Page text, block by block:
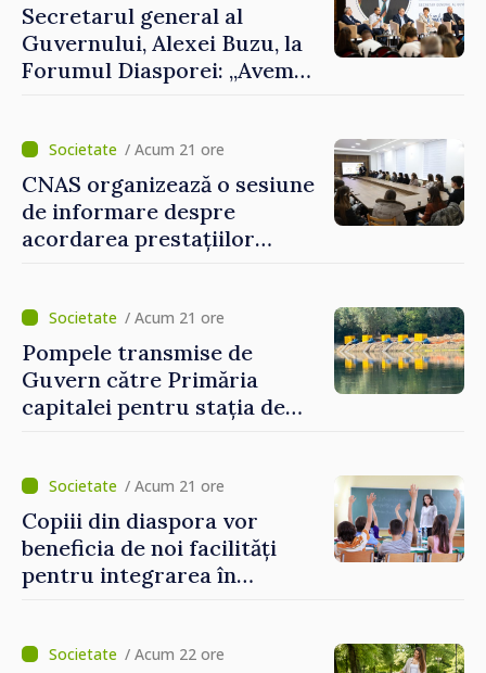
Secretarul general al
Guvernului, Alexei Buzu, la
Forumul Diasporei: „Avem
construi comunități mai
puternice”
/ Acum 21 ore
CNAS organizează o sesiune
de informare despre
acordarea prestațiilor
invitați să se înscrie la
eveniment
/ Acum 21 ore
Pompele transmise de
Guvern către Primăria
capitalei pentru stația de
puse în funcțiune
/ Acum 21 ore
Copiii din diaspora vor
beneficia de noi facilități
pentru integrarea în
/ Acum 22 ore